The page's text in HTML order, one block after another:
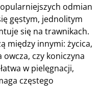
odmian
gęstym, jednolitym
się na trawnikach.
między innymi: życica,
czy koniczyna
w pielęgnacji,
częstego